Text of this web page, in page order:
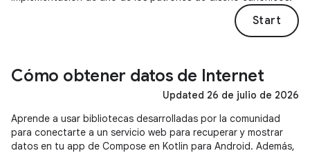
Start
Cómo obtener datos de Internet
Updated 26 de julio de 2026
Aprende a usar bibliotecas desarrolladas por la comunidad
para conectarte a un servicio web para recuperar y mostrar
datos en tu app de Compose en Kotlin para Android. Además,